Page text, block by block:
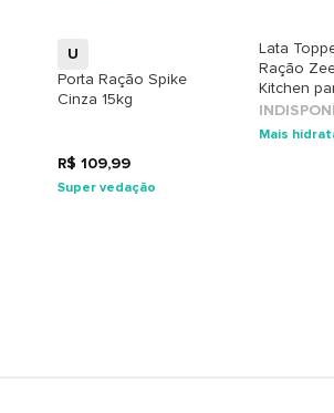
U
Porta Ração Spike
Cinza 15kg
R$ 109,99
Super vedação
Lata
Ração
Kitchen
sabor
Mais